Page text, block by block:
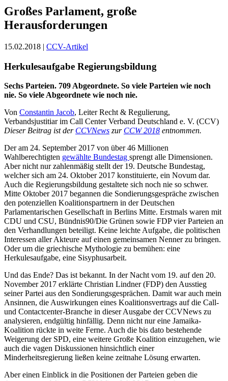
Großes Parlament, große
Herausforderungen
15.02.2018 | CCV-Artikel
Herkulesaufgabe Regierungsbildung
Sechs Parteien. 709 Abgeordnete. So viele Parteien wie noch
nie. So viele Abgeordnete wie noch nie.
Von Constantin Jacob, Leiter Recht & Regulierung,
Verbandsjustitiar im Call Center Verband Deutschland e. V. (CCV)
Dieser Beitrag ist der CCVNews zur CCW 2018 entnommen.
Der am 24. September 2017 von über 46 Millionen
Wahlberechtigten gewählte Bundestag sprengt alle Dimensionen.
Aber nicht nur zahlenmäßig stellt der 19. Deutsche Bundestag,
welcher sich am 24. Oktober 2017 konstituierte, ein Novum dar.
Auch die Regierungsbildung gestaltete sich noch nie so schwer.
Mitte Oktober 2017 begannen die Sondierungsgespräche zwischen
den potenziellen Koalitionspartnern in der Deutschen
Parlamentarischen Gesellschaft in Berlins Mitte. Erstmals waren mit
CDU und CSU, Bündnis90/Die Grünen sowie FDP vier Parteien an
den Verhandlungen beteiligt. Keine leichte Aufgabe, die politischen
Interessen aller Akteure auf einen gemeinsamen Nenner zu bringen.
Oder um die griechische Mythologie zu bemühen: eine
Herkulesaufgabe, eine Sisyphusarbeit.
Und das Ende? Das ist bekannt. In der Nacht vom 19. auf den 20.
November 2017 erklärte Christian Lindner (FDP) den Ausstieg
seiner Partei aus den Sondierungsgesprächen. Damit war auch mein
Ansinnen, die Auswirkungen eines Koalitionsvertrags auf die Call-
und Contactcenter-Branche in dieser Ausgabe der CCVNews zu
analysieren, endgültig hinfällig. Denn nicht nur eine Jamaika-
Koalition rückte in weite Ferne. Auch die bis dato bestehende
Weigerung der SPD, eine weitere Große Koalition einzugehen, wie
auch die vagen Diskussionen hinsichtlich einer
Minderheitsregierung ließen keine zeitnahe Lösung erwarten.
Aber einen Einblick in die Positionen der Parteien geben die